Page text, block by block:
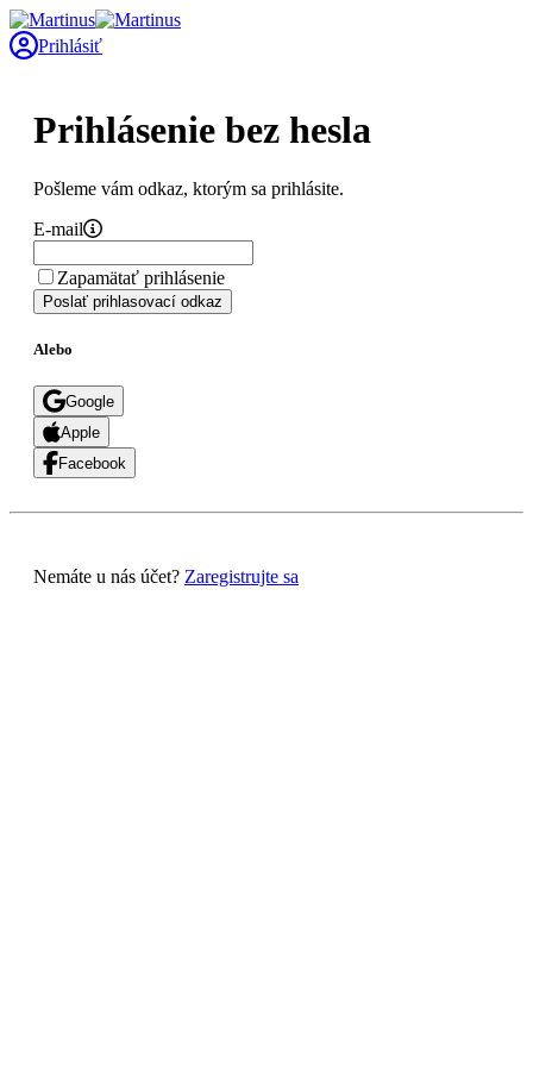
Prihlásiť
Prihlásenie bez hesla
Pošleme vám odkaz, ktorým sa prihlásite.
E-mail
Zapamätať prihlásenie
Poslať prihlasovací odkaz
Alebo
Google
Apple
Facebook
Nemáte u nás účet? Zaregistrujte sa